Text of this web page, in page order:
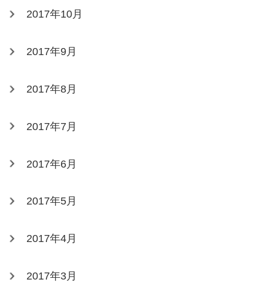
2017年10月
2017年9月
2017年8月
2017年7月
2017年6月
2017年5月
2017年4月
2017年3月